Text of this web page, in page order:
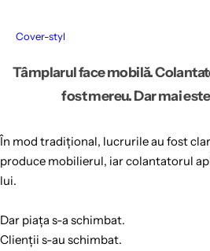
Cover-styl
Tâmplarul face mobilă.
fost mereu. Dar mai
În mod tradițional, lucrurile au fost
produce mobilierul, iar colantatorul
lui.
Dar piața s-a schimbat.
Clienții s-au schimbat.